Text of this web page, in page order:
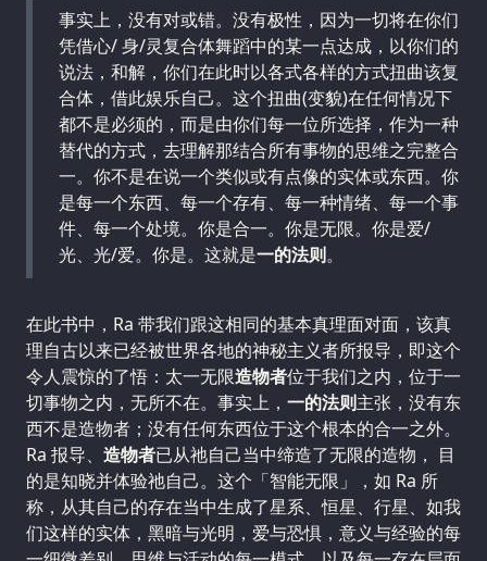
事实上，没有对或错。没有极性，因为一切将在你们
凭借心/ 身/灵复合体舞蹈中的某一点达成，以你们的
说法，和解，你们在此时以各式各样的方式扭曲该复
合体，借此娱乐自己。这个扭曲(变貌)在任何情况下
都不是必须的，而是由你们每一位所选择，作为一种
替代的方式，去理解那结合所有事物的思维之完整合
一。你不是在说一个类似或有点像的实体或东西。你
是每一个东西、每一个存有、每一种情绪、每一个事
件、每一个处境。你是合一。你是无限。你是爱/
光、光/爱。你是。这就是一的法则。
在此书中，Ra 带我们跟这相同的基本真理面对面，该真
理自古以来已经被世界各地的神秘主义者所报导，即这个
令人震惊的了悟：太一无限造物者位于我们之内，位于一
切事物之内，无所不在。事实上， 一的法则主张，没有东
西不是造物者；没有任何东西位于这个根本的合一之外。
Ra 报导、 造物者已从祂自己当中缔造了无限的造物， 目
的是知晓并体验祂自己。这个「智能无限」，如 Ra 所
称，从其自己的存在当中生成了星系、恒星、行星、如我
们这样的实体，黑暗与光明，爱与恐惧，意义与经验的每